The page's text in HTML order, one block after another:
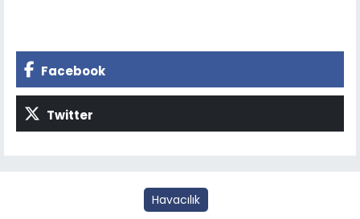
Facebook
Twitter
Havacılık